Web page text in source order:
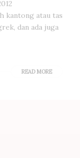
kantong atau tas
dan ada juga
READ MORE